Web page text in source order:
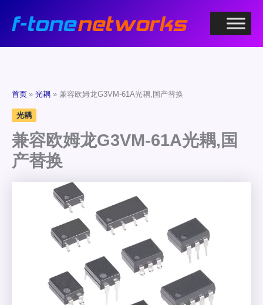
首页 光耦 兼容欧姆龙G3VM-61A光耦,国产替换
光耦
兼容欧姆龙G3VM-61A光耦,国
产替换